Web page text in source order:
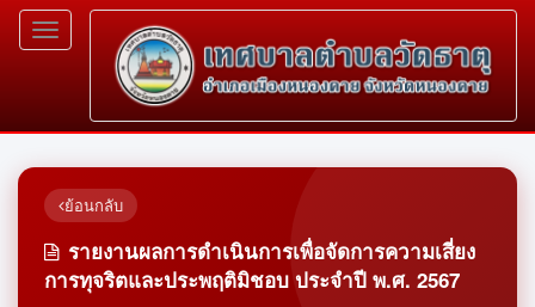
Toggle
navigation
ย้อนกลับ
รายงานผลการดำเนินการเพื่อจัดการความเสี่ยง
การทุจริตและประพฤติมิชอบ ประจำปี พ.ศ. 2567